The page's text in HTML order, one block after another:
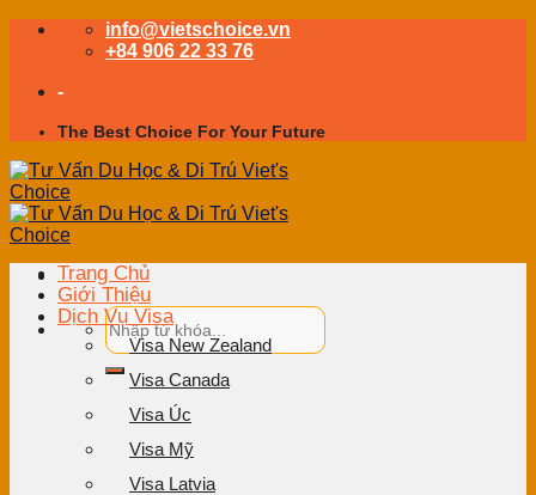
Skip
info@vietschoice.vn
+84 906 22 33 76
-
The Best Choice For Your Future
Trang Chủ
Giới Thiệu
Dịch Vụ Visa
Visa New Zealand
Visa Canada
Visa Úc
Visa Mỹ
Visa Latvia